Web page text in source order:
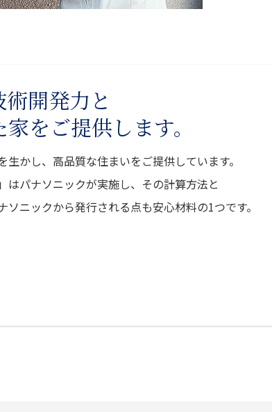
開発力と
をご提供します。
かし、高品質な住まいをご提供しています。
はパナソニックが実施し、その計算方法と
ニックから発行される点も安心材料の1つです。